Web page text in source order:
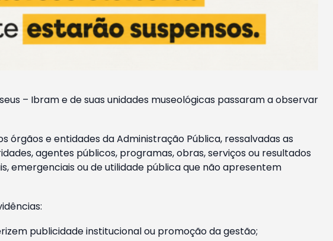
– Ibram e de suas unidades museológicas passaram a observar
órgãos e entidades da Administração Pública, ressalvadas as
agentes públicos, programas, obras, serviços ou resultados
emergenciais ou de utilidade pública que não apresentem
publicidade institucional ou promoção da gestão;